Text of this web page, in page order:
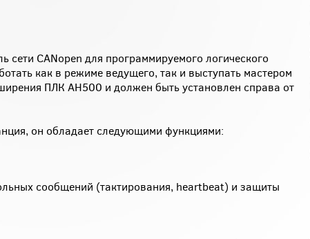
CANopen для программируемого логического
как в режиме ведущего, так и выступать мастером
ПЛК AH500 и должен быть установлен справа от
он обладает следующими функциями:
сообщений (тактирования, heartbeat) и защиты